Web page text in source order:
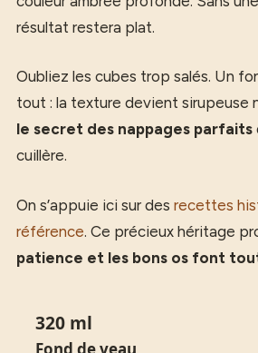
résultat restera plat.
Oubliez les cubes trop salés. Un
tout : la texture devient sirupeuse
le secret des nappages parfaits
cuillère.
On s’appuie ici sur des recettes
référence. Ce précieux héritage
patience et les bons os font
320 ml